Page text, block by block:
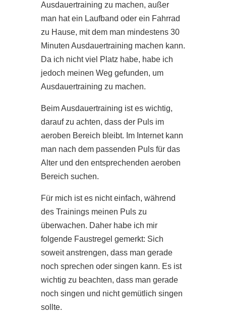
Ausdauertraining zu machen, außer
man hat ein Laufband oder ein Fahrrad
zu Hause, mit dem man mindestens 30
Minuten Ausdauertraining machen kann.
Da ich nicht viel Platz habe, habe ich
jedoch meinen Weg gefunden, um
Ausdauertraining zu machen.
Beim Ausdauertraining ist es wichtig,
darauf zu achten, dass der Puls im
aeroben Bereich bleibt. Im Internet kann
man nach dem passenden Puls für das
Alter und den entsprechenden aeroben
Bereich suchen.
Für mich ist es nicht einfach, während
des Trainings meinen Puls zu
überwachen. Daher habe ich mir
folgende Faustregel gemerkt: Sich
soweit anstrengen, dass man gerade
noch sprechen oder singen kann. Es ist
wichtig zu beachten, dass man gerade
noch singen und nicht gemütlich singen
sollte.